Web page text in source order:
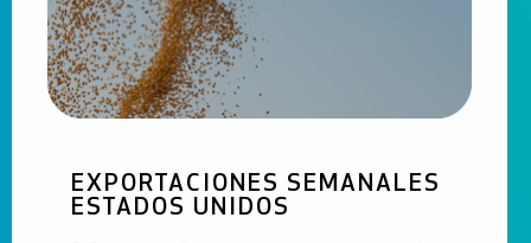
EXPORTACIONES SEMANALES
ESTADOS UNIDOS